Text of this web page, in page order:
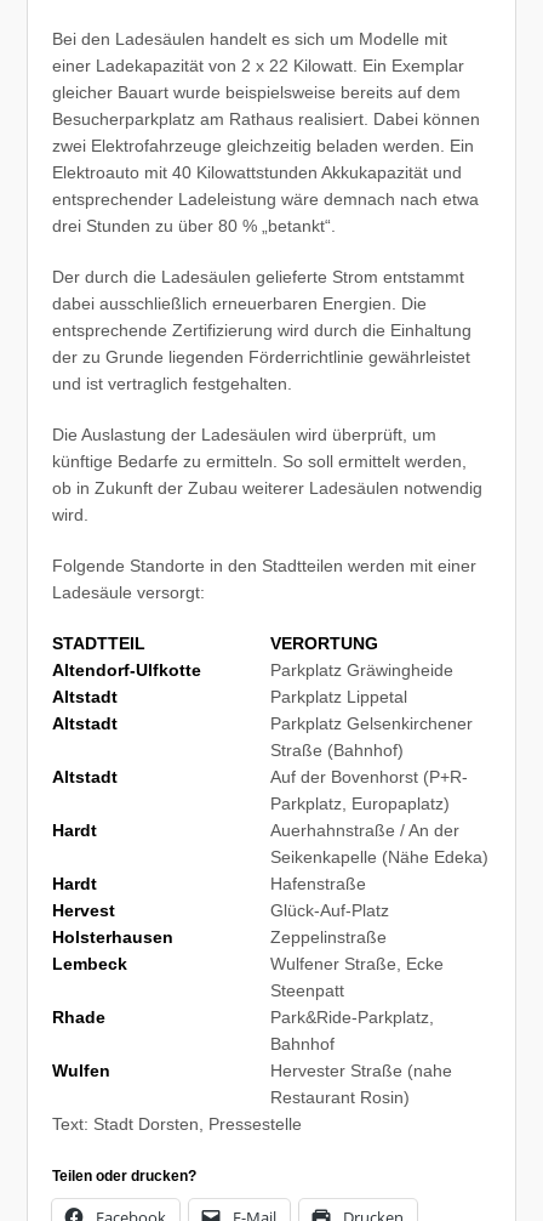
Bei den Ladesäulen handelt es sich um Modelle mit
einer Ladekapazität von 2 x 22 Kilowatt. Ein Exemplar
gleicher Bauart wurde beispielsweise bereits auf dem
Besucherparkplatz am Rathaus realisiert. Dabei können
zwei Elektrofahrzeuge gleichzeitig beladen werden. Ein
Elektroauto mit 40 Kilowattstunden Akkukapazität und
entsprechender Ladeleistung wäre demnach nach etwa
drei Stunden zu über 80 % „betankt“.
Der durch die Ladesäulen gelieferte Strom entstammt
dabei ausschließlich erneuerbaren Energien. Die
entsprechende Zertifizierung wird durch die Einhaltung
der zu Grunde liegenden Förderrichtlinie gewährleistet
und ist vertraglich festgehalten.
Die Auslastung der Ladesäulen wird überprüft, um
künftige Bedarfe zu ermitteln. So soll ermittelt werden,
ob in Zukunft der Zubau weiterer Ladesäulen notwendig
wird.
Folgende Standorte in den Stadtteilen werden mit einer
Ladesäule versorgt:
STADTTEIL
VERORTUNG
Altendorf-Ulfkotte
Parkplatz Gräwingheide
Altstadt
Parkplatz Lippetal
Altstadt
Parkplatz Gelsenkirchener
Straße (Bahnhof)
Altstadt
Auf der Bovenhorst (P+R-
Parkplatz, Europaplatz)
Hardt
Auerhahnstraße / An der
Seikenkapelle (Nähe Edeka)
Hardt
Hafenstraße
Hervest
Glück-Auf-Platz
Holsterhausen
Zeppelinstraße
Lembeck
Wulfener Straße, Ecke
Steenpatt
Rhade
Park&Ride-Parkplatz,
Bahnhof
Wulfen
Hervester Straße (nahe
Restaurant Rosin)
Text: Stadt Dorsten, Pressestelle
Teilen oder drucken?